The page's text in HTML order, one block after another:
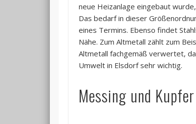
neue Heizanlage eingebaut
Das bedarf in dieser
eines Termins. Ebenso findet
Nähe. Zum Altmetall zählt zum
Altmetall fachgemäß verwertet,
Umwelt in Elsdorf sehr wichtig.
Messing und